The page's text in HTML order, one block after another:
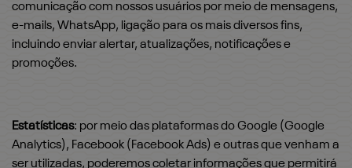
comunicação com nossos usuários por meio de mensagens,
e-mails, WhatsApp, ligação para os mais diversos fins,
incluindo enviar alertar, atualizações, notificações e
promoções.
Estatísticas: por meio das plataformas do Google (Google
Analytics), Facebook (Facebook Ads) e outras que venham a
ser utilizadas, poderemos coletar informações que permitirá